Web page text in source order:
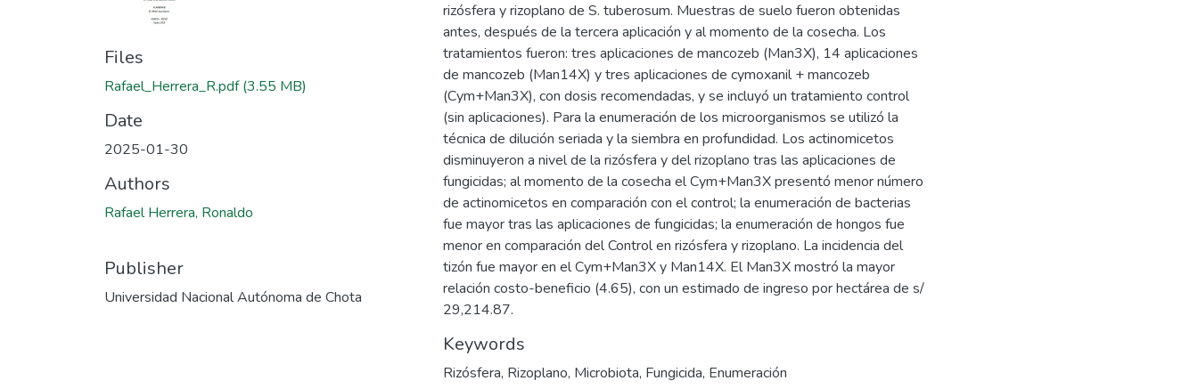
Files
Rafael_Herrera_R.pdf(3.55 MB)
Date
2025-01-30
Authors
Rafael Herrera, Ronaldo
Publisher
Universidad Nacional Autónoma de Chota
rizósfera y rizoplano de S. tuberosum. Muestras de suelo fueron obtenidas
antes, después de la tercera aplicación y al momento de la cosecha. Los
tratamientos fueron: tres aplicaciones de mancozeb (Man3X), 14 aplicaciones
de mancozeb (Man14X) y tres aplicaciones de cymoxanil + mancozeb
(Cym+Man3X), con dosis recomendadas, y se incluyó un tratamiento control
(sin aplicaciones). Para la enumeración de los microorganismos se utilizó la
técnica de dilución seriada y la siembra en profundidad. Los actinomicetos
disminuyeron a nivel de la rizósfera y del rizoplano tras las aplicaciones de
fungicidas; al momento de la cosecha el Cym+Man3X presentó menor número
de actinomicetos en comparación con el control; la enumeración de bacterias
fue mayor tras las aplicaciones de fungicidas; la enumeración de hongos fue
menor en comparación del Control en rizósfera y rizoplano. La incidencia del
tizón fue mayor en el Cym+Man3X y Man14X. El Man3X mostró la mayor
relación costo-beneficio (4.65), con un estimado de ingreso por hectárea de s/
29,214.87.
Keywords
Rizósfera, Rizoplano, Microbiota, Fungicida, Enumeración